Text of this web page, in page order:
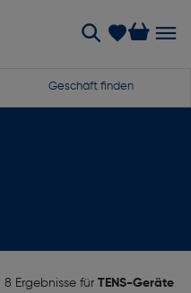
Geschäft finden
8 Ergebnisse für TENS-Geräte